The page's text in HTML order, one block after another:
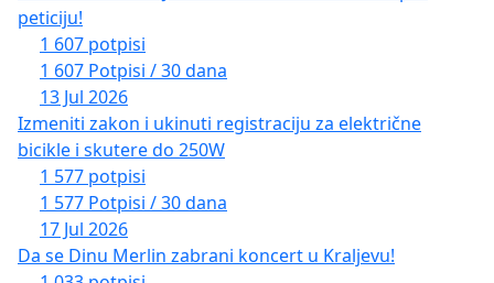
peticiju!
1 607 potpisi
1 607 Potpisi / 30 dana
13 Jul 2026
Izmeniti zakon i ukinuti registraciju za električne
bicikle i skutere do 250W
1 577 potpisi
1 577 Potpisi / 30 dana
17 Jul 2026
Da se Dinu Merlin zabrani koncert u Kraljevu!